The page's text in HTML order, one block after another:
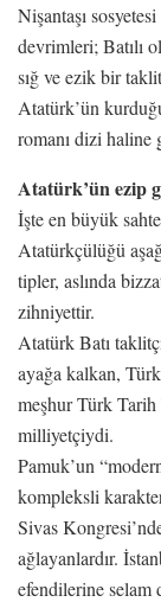
Nişantaşı
devrimleri; Batılı
sığ ve ezik bir
Atatürk’ün
romanı dizi haline
Atatürk’ün ezip
İşte en büyük
Atatürkçülüğü
tipler, aslında
zihniyettir.
Atatürk Batı
ayağa kalkan, Türk
meşhur Türk
milliyetçiydi.
Pamuk’un
kompleksli
Sivas
ağlayanlardır.
efendilerine